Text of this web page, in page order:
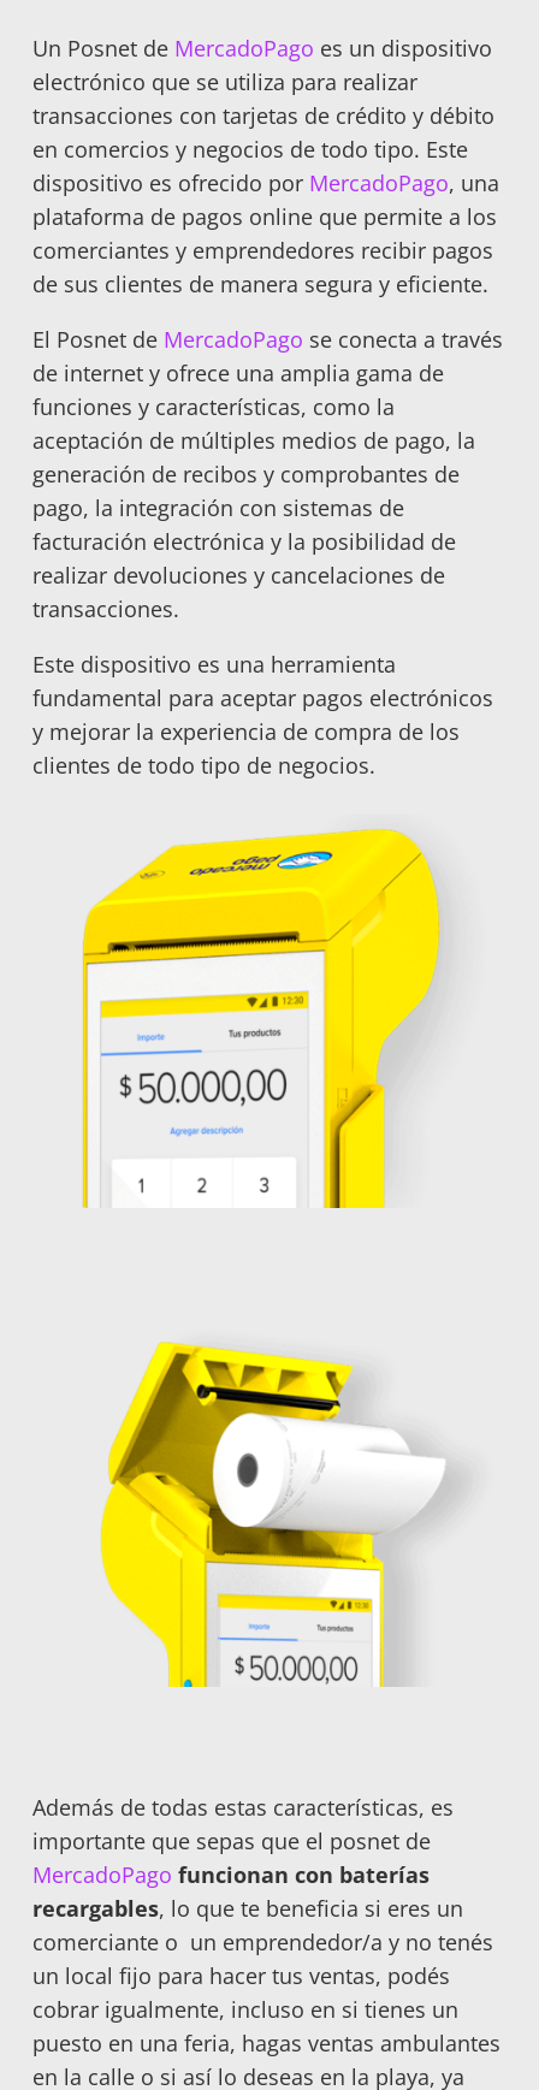
Un Posnet de MercadoPago es un dispositivo
electrónico que se utiliza para realizar
transacciones con tarjetas de crédito y débito
en comercios y negocios de todo tipo. Este
dispositivo es ofrecido por MercadoPago, una
plataforma de pagos online que permite a los
comerciantes y emprendedores recibir pagos
de sus clientes de manera segura y eficiente.
El Posnet de MercadoPago se conecta a través
de internet y ofrece una amplia gama de
funciones y características, como la
aceptación de múltiples medios de pago, la
generación de recibos y comprobantes de
pago, la integración con sistemas de
facturación electrónica y la posibilidad de
realizar devoluciones y cancelaciones de
transacciones.
Este dispositivo es una herramienta
fundamental para aceptar pagos electrónicos
y mejorar la experiencia de compra de los
clientes de todo tipo de negocios.
Además de todas estas características, es
importante que sepas que el posnet de
MercadoPago funcionan con baterías
recargables, lo que te beneficia si eres un
comerciante o un emprendedor/a y no tenés
un local fijo para hacer tus ventas, podés
cobrar igualmente, incluso en si tienes un
puesto en una feria, hagas ventas ambulantes
en la calle o si así lo deseas en la playa, ya